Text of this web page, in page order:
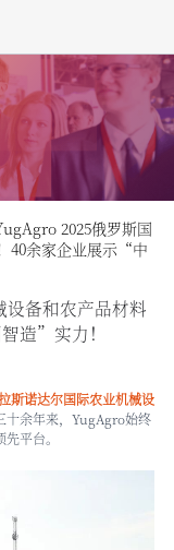
2025俄罗斯国
40余家企业展示“中
设备和农产品材料
造”实力！
斯诺达尔国际农业机械设
十余年来，YugAgro始终
平台。